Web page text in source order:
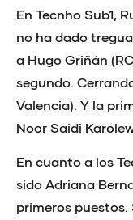
En Tecnho Sub1,
no ha dado
a Hugo Griñán
segundo.
Valencia). Y la
Noor Saidi
En cuanto a los
sido Adriana
primeros